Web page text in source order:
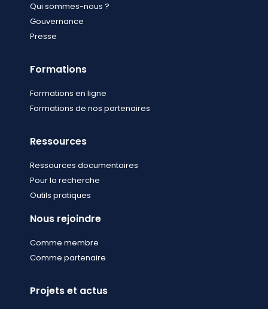
Qui sommes-nous ?
Gouvernance
Presse
Formations
Formations en ligne
Formations de nos partenaires
Ressources
Ressources documentaires
Pour la recherche
Outils pratiques
Nous rejoindre
Comme membre
Comme partenaire
Projets et actus